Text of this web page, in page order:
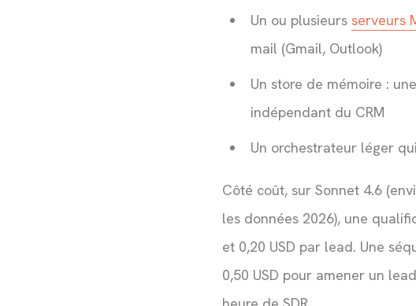
Un ou plusieurs serveurs
mail (Gmail, Outlook)
Un store de mémoire :
indépendant du CRM
Un orchestrateur léger
Côté coût, sur Sonnet 4.6
les données 2026), une
et 0,20 USD par lead. Une
0,50 USD pour amener un